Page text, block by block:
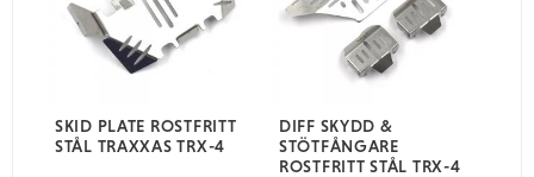
SKID PLATE ROSTFRITT
STÅL TRAXXAS TRX-4
DIFF SKYDD &
STÖTFÅNGARE
ROSTFRITT STÅL TRX-4